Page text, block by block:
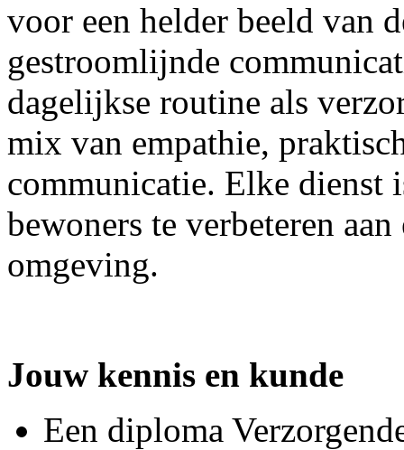
voor een helder beeld van
gestroomlijnde
dagelijkse routine als
mix van empathie,
communicatie. Elke dienst
bewoners te verbeteren
omgeving.
Jouw kennis en kunde
Een diploma